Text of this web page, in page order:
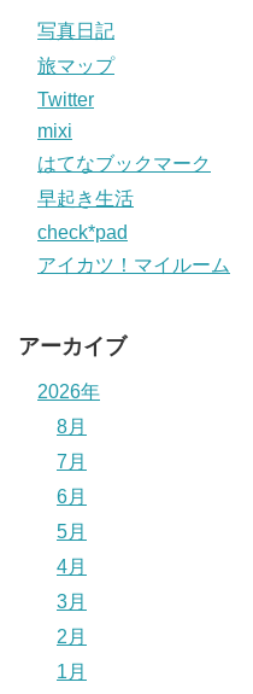
写真日記
旅マップ
Twitter
mixi
はてなブックマーク
早起き生活
check*pad
アイカツ！マイルーム
アーカイブ
2026年
8月
7月
6月
5月
4月
3月
2月
1月